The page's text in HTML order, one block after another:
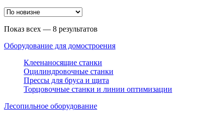
Показ всех — 8 результатов
Оборудование для домостроения
Клеенаносящие станки
Оцилиндровочные станки
Прессы для бруса и щита
Торцовочные станки и линии оптимизации
Лесопильное оборудование